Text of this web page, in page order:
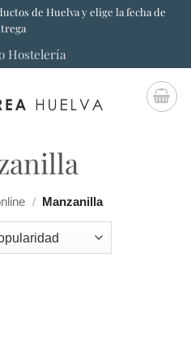
de Huelva y elige la fecha de
Hostelería
/ Manzanilla